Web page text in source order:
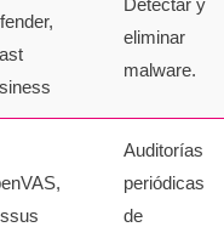
eliminar
malware.
Auditorías
periódicas
de